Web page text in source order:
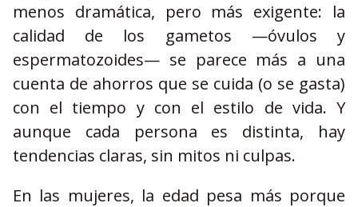
menos dramática, pero más exigente: la
calidad de los gametos —óvulos y
espermatozoides— se parece más a una
cuenta de ahorros que se cuida (o se gasta)
con el tiempo y con el estilo de vida. Y
aunque cada persona es distinta, hay
tendencias claras, sin mitos ni culpas.
En las mujeres, la edad pesa más porque